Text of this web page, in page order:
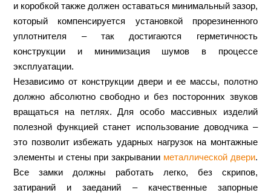
и коробкой также должен оставаться минимальный зазор,
который компенсируется установкой прорезиненного
уплотнителя – так достигаются герметичность
конструкции и минимизация шумов в процессе
эксплуатации.
Независимо от конструкции двери и ее массы, полотно
должно абсолютно свободно и без посторонних звуков
вращаться на петлях. Для особо массивных изделий
полезной функцией станет использование доводчика –
это позволит избежать ударных нагрузок на монтажные
элементы и стены при закрывании металлической двери.
Все замки должны работать легко, без скрипов,
затираний и заеданий – качественные запорные